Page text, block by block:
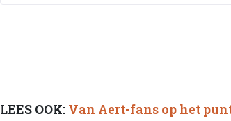
LEES OOK: Van Aert-fans op het